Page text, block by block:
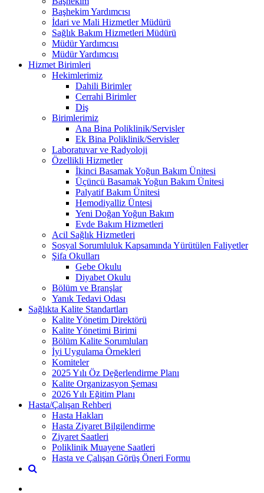
Başhekim Yardımcısı
İdari ve Mali Hizmetler Müdürü
Sağlık Bakım Hizmetleri Müdürü
Müdür Yardımcısı
Müdür Yardımcısı
Hizmet Birimleri
Hekimlerimiz
Dahili Birimler
Cerrahi Birimler
Diş
Birimlerimiz
Ana Bina Poliklinik/Servisler
Ek Bina Poliklinik/Servisler
Laboratuvar ve Radyoloji
Özellikli Hizmetler
İkinci Basamak Yoğun Bakım Ünitesi
Üçüncü Basamak Yoğun Bakım Ünitesi
Palyatif Bakım Ünitesi
Hemodiyalliz Üntesi
Yeni Doğan Yoğun Bakım
Evde Bakım Hizmetleri
Acil Sağlık Hizmetleri
Sosyal Sorumluluk Kapsamında Yürütülen Faliyetler
Şifa Okulları
Gebe Okulu
Diyabet Okulu
Bölüm ve Branşlar
Yanık Tedavi Odası
Sağlıkta Kalite Standartları
Kalite Yönetim Direktörü
Kalite Yönetimi Birimi
Bölüm Kalite Sorumluları
İyi Uygulama Örnekleri
Komiteler
2025 Yılı Öz Değerlendirme Planı
Kalite Organizasyon Şeması
2026 Yılı Eğitim Planı
Hasta/Çalışan Rehberi
Hasta Hakları
Hasta Ziyaret Bilgilendirme
Ziyaret Saatleri
Poliklinik Muayene Saatleri
Hasta ve Çalışan Görüş Öneri Formu